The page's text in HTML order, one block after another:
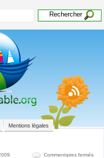
Mentions légales
Commentaires ferméssur